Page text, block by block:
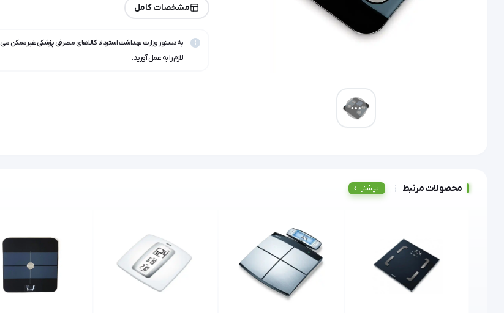
مشخصات کامل
به دستور وزارت بهداشت استرداد کالاهای مصرفی پزشکی غیرممکن
لازم را به عمل آورید.
محصولات مرتبط بیشتر